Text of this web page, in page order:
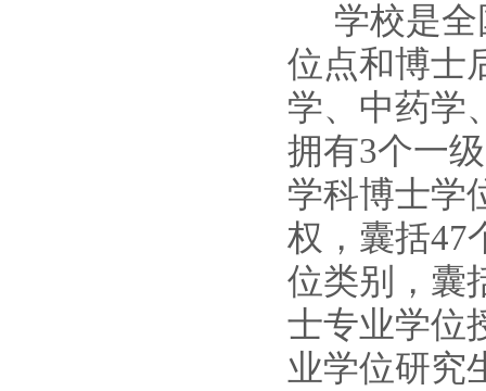
学校是
位点和博士
学、中药学
拥有3个一
学科博士学
权，囊括47
位类别，囊
士专业学位
业学位研究